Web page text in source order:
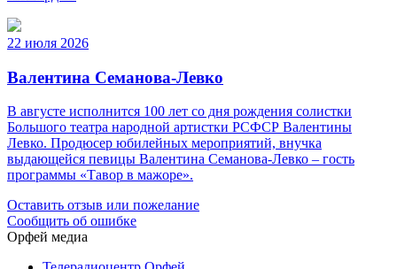
22 июля 2026
Валентина Семанова-Левко
В августе исполнится 100 лет со дня рождения солистки
Большого театра народной артистки РСФСР Валентины
Левко. Продюсер юбилейных мероприятий, внучка
выдающейся певицы Валентина Семанова-Левко – гость
программы «Тавор в мажоре».
Оставить отзыв или пожелание
Сообщить об ошибке
Орфей медиа